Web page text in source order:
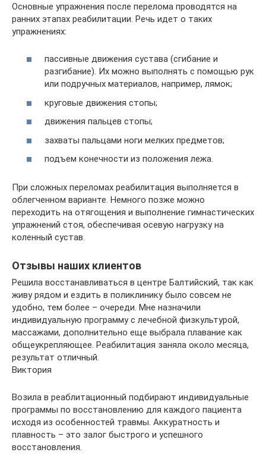
Основные упражнения после перелома проводятся на
ранних этапах реабилитации. Речь идет о таких
упражнениях:
пассивные движения сустава (сгибание и
разгибание). Их можно выполнять с помощью рук
или подручных материалов, например, лямок;
круговые движения стопы;
движения пальцев стопы;
захваты пальцами ноги мелких предметов;
подъем конечности из положения лежа.
При сложных переломах реабилитация выполняется в
облегченном варианте. Немного позже можно
переходить на отягощения и выполнение гимнастических
упражнений стоя, обеспечивая осевую нагрузку на
коленный сустав.
Отзывы наших клиентов
Решила восстанавливаться в центре Балтийский, так как
живу рядом и ездить в поликлинику было совсем не
удобно, тем более – очереди. Мне назначили
индивидуальную программу с лечебной физкультурой,
массажами, дополнительно еще выбрала плавание как
общеукрепляющее. Реабилитация заняла около месяца,
результат отличный.
Виктория
Возила в реаблитационный подбирают индивидуальные
программы по восстановлению для каждого пациента
исходя из особенностей травмы. Аккуратность и
плавность – это залог быстрого и успешного
восстановления.